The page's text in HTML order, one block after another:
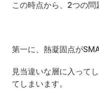
この時点から、2つの問
第一に、熱凝固点が
見当違いな層に入って
てしまいます。